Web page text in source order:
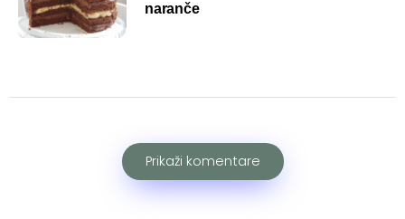
naranče
Prikaži komentare